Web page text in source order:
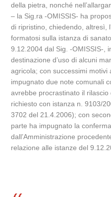
della pietra, nonché
– la Sig.ra -OMISSIS- ha
di ripristino, chiedendo, altresì,
formatosi sulla istanza di
9.12.2004 dal Sig. -OMISSIS-,
destinazione d’uso di alcuni
agricola; con successimi motivi
impugnato due note comunali
avrebbe procrastinato il
richiesto con istanza n. 9103/
3702 del 21.4.2006); con
parte ha impugnato la
dall’Amministrazione
relazione alle istanze del